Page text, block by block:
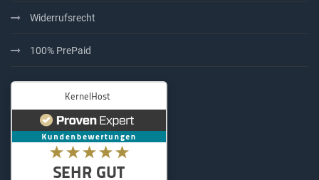
Widerrufsrecht
100% PrePaid